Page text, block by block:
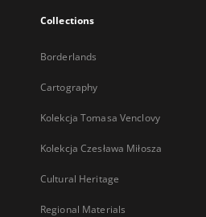
Collections
Borderlands
Cartography
Kolekcja Tomasa Venclovy
Kolekcja Czesława Miłosza
Cultural Heritage
Regional Materials